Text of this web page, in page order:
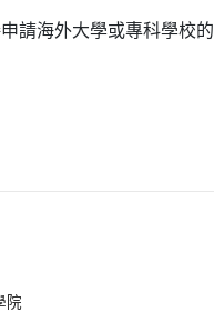
請海外大學或專科學校的
院